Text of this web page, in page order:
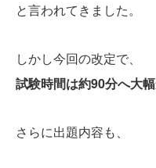
と言われてきました。
しかし今回の改定で、
試験時間は約90分へ大
さらに出題内容も、